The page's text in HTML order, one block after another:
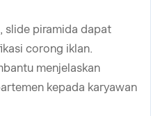
slide piramida dapat
corong iklan.
menjelaskan
kepada karyawan